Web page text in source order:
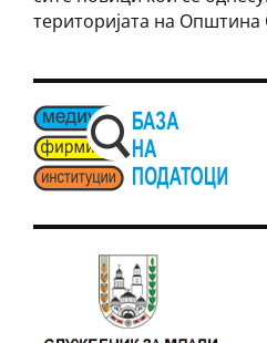
теритoријата на Општина